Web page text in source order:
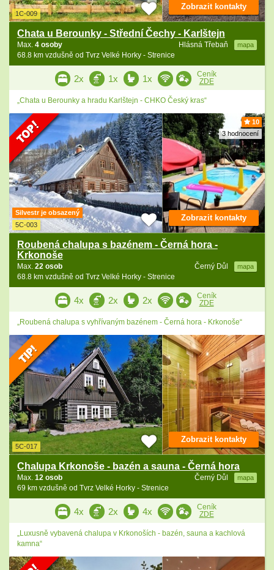
1C-009
Chata u Berounky - Střední Čechy - Karlštejn
Hlásná Třebaň mapa
Max. 4 osoby
68.8 km vzdušně od Tvrz Velké Horky - Strenice
Zobrazit kontakty
2x 1x 1x
Ceník
ZDE
„Chata u Berounky a hradu Karlštejn - CHKO Český kras“
10
3 hodnocení
Silvestr je obsazený
5C-003
Roubená chalupa s bazénem - Černá hora -
Krkonoše
Černý Důl mapa
Max. 22 osob
68.8 km vzdušně od Tvrz Velké Horky - Strenice
Zobrazit kontakty
4x 2x 2x
Ceník
ZDE
„Roubená chalupa s vyhřívaným bazénem - Černá hora - Krkonoše“
5C-017
Chalupa Krkonoše - bazén a sauna - Černá hora
Černý Důl mapa
Max. 12 osob
69 km vzdušně od Tvrz Velké Horky - Strenice
Zobrazit kontakty
4x 2x 4x
Ceník
ZDE
„Luxusně vybavená chalupa v Krkonoších - bazén, sauna a kachlová
kamna“